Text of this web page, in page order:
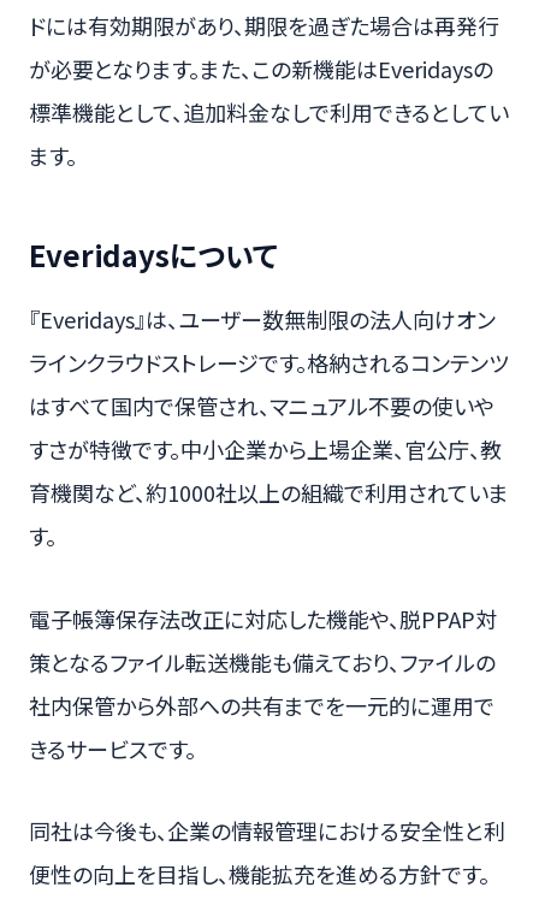
ドには有効期限があり、期限を過ぎた場合は再発行
が必要となります。また、この新機能はEveridaysの
標準機能として、追加料金なしで利用できるとしてい
ます。
Everidaysについて
『Everidays』は、ユーザー数無制限の法人向けオン
ラインクラウドストレージです。格納されるコンテンツ
はすべて国内で保管され、マニュアル不要の使いや
すさが特徴です。中小企業から上場企業、官公庁、教
育機関など、約1000社以上の組織で利用されていま
す。
電子帳簿保存法改正に対応した機能や、脱PPAP対
策となるファイル転送機能も備えており、ファイルの
社内保管から外部への共有までを一元的に運用で
きるサービスです。
同社は今後も、企業の情報管理における安全性と利
便性の向上を目指し、機能拡充を進める方針です。